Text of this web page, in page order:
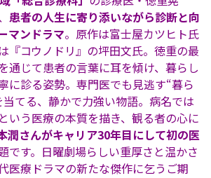
患者の人生に寄り添いながら診断と向
マンドラマ。原作は富士屋カツヒト氏
『コウノドリ』の坪田文氏。徳重の最
通じて患者の言葉に耳を傾け、暮らし
に診る姿勢。専門医でも見逃す“暮ら
当てる、静かで力強い物語。病名では
いう医療の本質を描き、観る者の心に
潤さんがキャリア30年目にして初の医
です。日曜劇場らしい重厚さと温かさ
医療ドラマの新たな傑作に乞うご期